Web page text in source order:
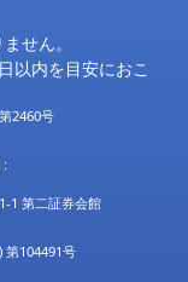
せん。
以内を目安におこ
2460号
1 第二証券会館
第104491号